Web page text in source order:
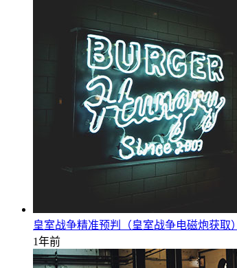
皇室战争精准预判（皇室战争电磁炮获取）
1年前